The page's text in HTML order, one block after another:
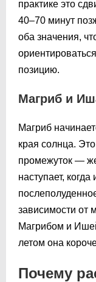
практике это
40–70 минут
оба значения,
позицию.
Магриб и
Магриб
края солнца.
промежуток —
наступает,
зависимости от
Магрибом и
летом она
Почему